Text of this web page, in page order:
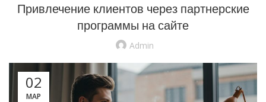
Привлечение клиентов через партнерские
программы на сайте
Admin
02
МАР